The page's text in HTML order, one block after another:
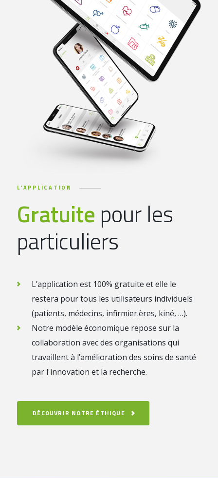
L'APPLICATION
Gratuite pour les
particuliers
L’application est 100% gratuite et elle le
restera pour tous les utilisateurs individuels
(patients, médecins, infirmier.ères, kiné, …).
Notre modèle économique repose sur la
collaboration avec des organisations qui
travaillent à l’amélioration des soins de santé
par l'innovation et la recherche.
DÉCOUVRIR NOTRE ÉTHIQUE